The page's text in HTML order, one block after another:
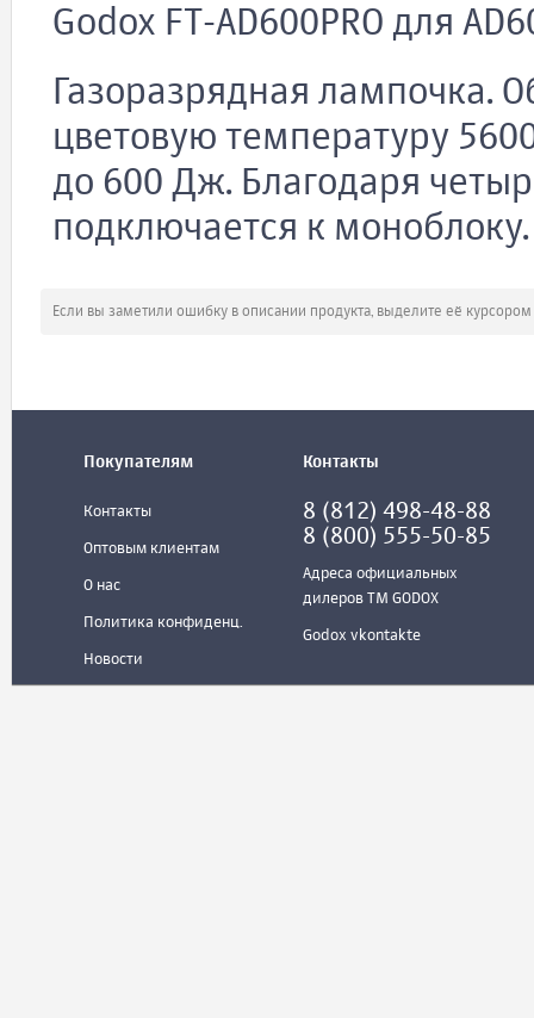
Godox FT-AD600PRO для
Газоразрядная лампочка.
цветовую температуру
до 600 Дж. Благодаря
подключается к моноблоку.
Если вы заметили ошибку в описании продукта, выделите её
Покупателям
Контакты
Оптовым клиентам
О нас
Политика конфиденц.
Новости
Контакты
8 (812) 498-48-88
8 (800) 555-50-85
Адреса официальных
дилеров ТМ GODOX
Godox vkontakte